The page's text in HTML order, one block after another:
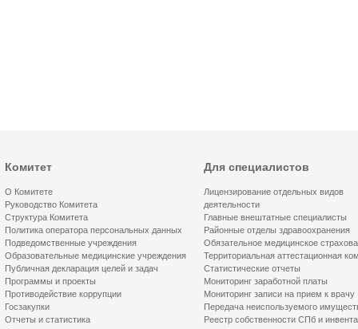
Комитет
О Комитете
Руководство Комитета
Структура Комитета
Политика оператора персональных данных
Подведомственные учреждения
Образовательные медицинские учреждения
Публичная декларация целей и задач
Программы и проекты
Противодействие коррупции
Госзакупки
Отчеты и статистика
Для специалистов
Лицензирование отдельных видов
деятельности
Главные внештатные специалисты
Районные отделы здравоохранения
Обязательное медицинское
Территориальная аттестационная
Статистические отчеты
Мониторинг заработной платы
Мониторинг записи на прием к врачу
Передача неиспользуемого
Реестр собственности СПб и